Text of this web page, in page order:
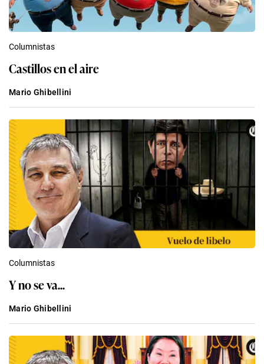
Columnistas
Castillos en el aire
Mario Ghibellini
Columnistas
Y no se va...
Mario Ghibellini